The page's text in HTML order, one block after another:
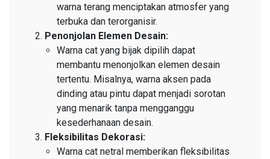
warna terang menciptakan atmosfer yang
terbuka dan terorganisir.
Penonjolan Elemen Desain:
Warna cat yang bijak dipilih dapat
membantu menonjolkan elemen desain
tertentu. Misalnya, warna aksen pada
dinding atau pintu dapat menjadi sorotan
yang menarik tanpa mengganggu
kesederhanaan desain.
Fleksibilitas Dekorasi:
Warna cat netral memberikan fleksibilitas